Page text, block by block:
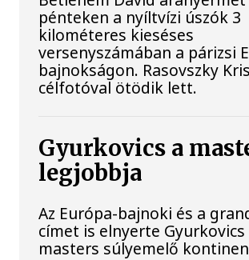
pénteken a nyíltvízi úszók 3
kilométeres kieséses
versenyszámában a párizsi
bajnokságon. Rasovszky
célfotóval ötödik lett.
Gyurkovics a
legjobbja
Az Európa-bajnoki és a
címet is elnyerte Gyurkovics
masters súlyemelő